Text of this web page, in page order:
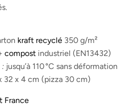
kraft recyclé 350 g/m²
compost industriel (EN13432)
: jusqu’à 110 °C sans déformation
32 x 4 cm (pizza 30 cm)
France